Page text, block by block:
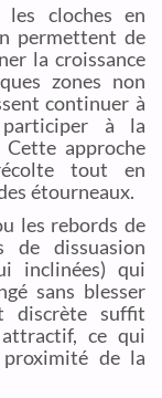
cloches en
permettent de
la croissance
zones non
continuer à
à la
approche
tout en
étourneaux.
les rebords de
de dissuasion
inclinées) qui
sans blesser
discrète suffit
ce qui
de la